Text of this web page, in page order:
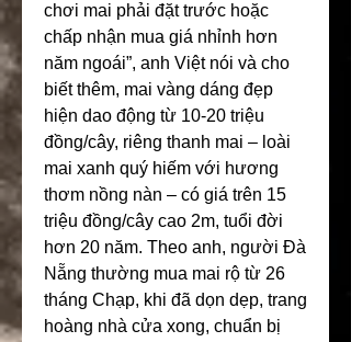
chơi mai phải đặt trước hoặc
chấp nhận mua giá nhỉnh hơn
năm ngoái”, anh Việt nói và cho
biết thêm, mai vàng dáng đẹp
hiện dao động từ 10-20 triệu
đồng/cây, riêng thanh mai – loài
mai xanh quý hiếm với hương
thơm nồng nàn – có giá trên 15
triệu đồng/cây cao 2m, tuổi đời
hơn 20 năm. Theo anh, người Đà
Nẵng thường mua mai rộ từ 26
tháng Chạp, khi đã dọn dẹp, trang
hoàng nhà cửa xong, chuẩn bị